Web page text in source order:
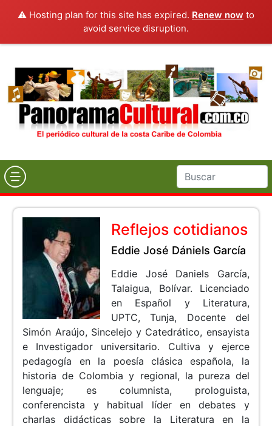
⚠️ Hosting plan for this site has expired. Renew now to
avoid service disruption.
Reflejos cotidianos
Eddie José Dániels García
Eddie José Daniels García,
Talaigua, Bolívar. Licenciado
en Español y Literatura,
UPTC, Tunja, Docente del
Simón Araújo, Sincelejo y Catedrático, ensayista
e Investigador universitario. Cultiva y ejerce
pedagogía en la poesía clásica española, la
historia de Colombia y regional, la pureza del
lenguaje; es columnista, prologuista,
conferencista y habitual líder en debates y
charlas didácticas sobre la Literatura en la